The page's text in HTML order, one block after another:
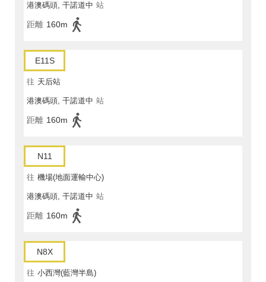
港澳碼頭, 干諾道中 站
距離 160m
E11S
往 天后站
港澳碼頭, 干諾道中 站
距離 160m
N11
往 機場(地面運輸中心)
港澳碼頭, 干諾道中 站
距離 160m
N8X
往 小西灣(藍灣半島)